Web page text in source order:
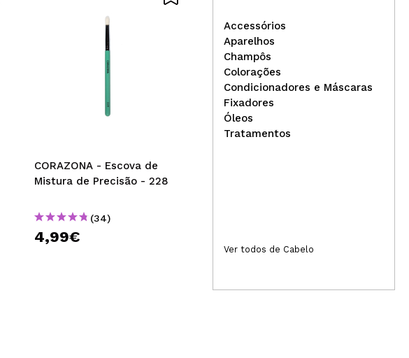
CORAZONA - Escova de
Mistura de Precisão - 228
(34)
4,99€
Agrado - Desodorante roll-
on Rosa Mosqueta Control
Care Women
Accessórios
Aparelhos
Champôs
Colorações
Condicionadores e Máscaras
Fixadores
Óleos
Tratamentos
Ver todos de Cabelo